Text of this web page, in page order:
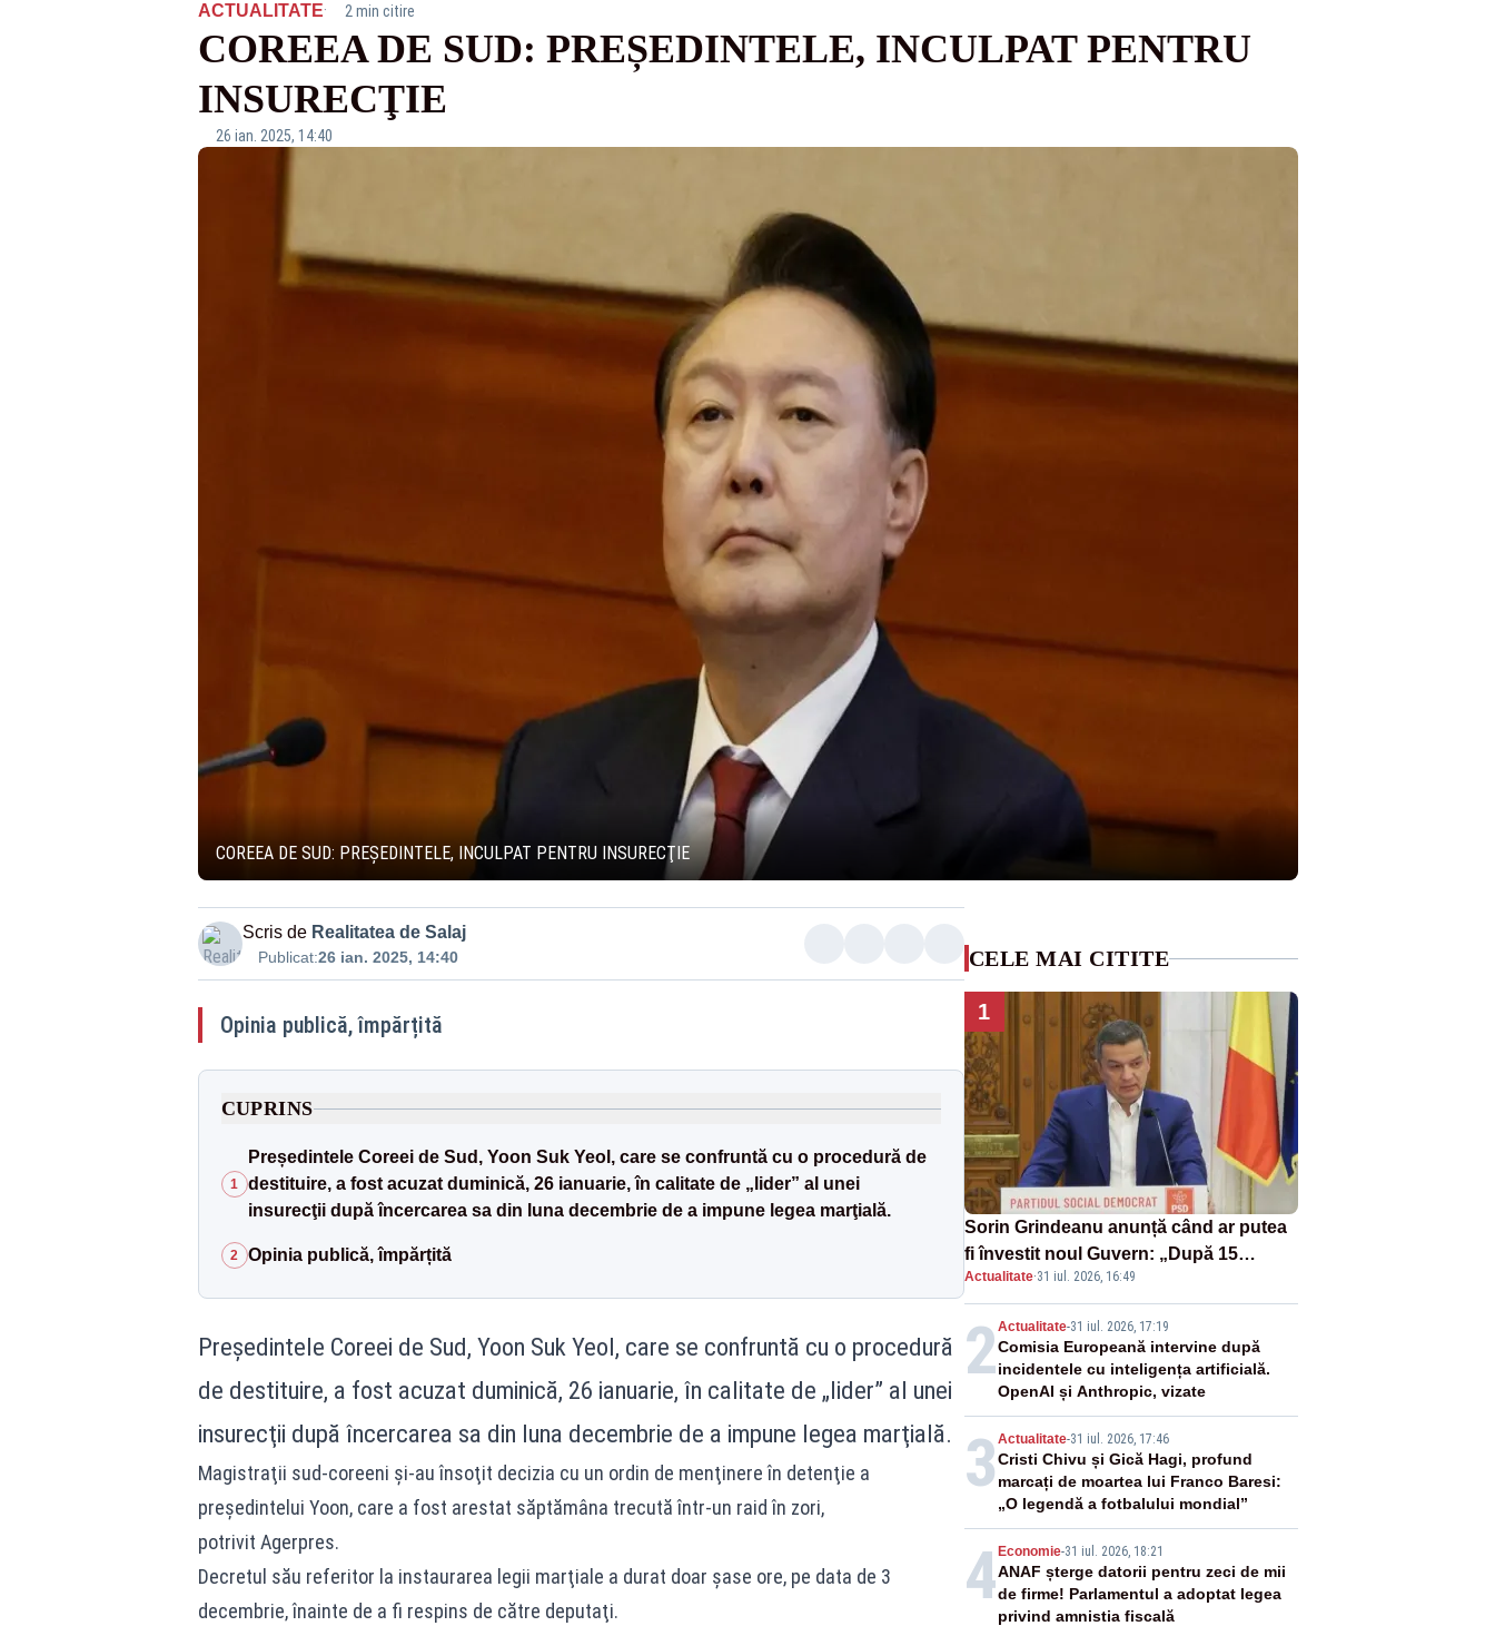
ACTUALITATE· 2 min citire
COREEA DE SUD: PREȘEDINTELE, INCULPAT PENTRU
INSURECŢIE
26 ian. 2025, 14:40
COREEA DE SUD: PREȘEDINTELE, INCULPAT PENTRU INSURECŢIE
Scris de Realitatea de Salaj
Publicat:26 ian. 2025, 14:40
Opinia publică, împărțită
CUPRINS
1
Președintele Coreei de Sud, Yoon Suk Yeol, care se confruntă cu o procedură de
destituire, a fost acuzat duminică, 26 ianuarie, în calitate de „lider” al unei
insurecţii după încercarea sa din luna decembrie de a impune legea marţială.
2 Opinia publică, împărțită
Președintele Coreei de Sud, Yoon Suk Yeol, care se confruntă cu o procedură
de destituire, a fost acuzat duminică, 26 ianuarie, în calitate de „lider” al unei
insurecţii după încercarea sa din luna decembrie de a impune legea marţială.
Magistraţii sud-coreeni şi-au însoţit decizia cu un ordin de menţinere în detenţie a
preşedintelui Yoon, care a fost arestat săptămâna trecută într-un raid în zori,
potrivit Agerpres.
Decretul său referitor la instaurarea legii marţiale a durat doar şase ore, pe data de 3
decembrie, înainte de a fi respins de către deputaţi.
CELE MAI CITITE
1
Sorin Grindeanu anunță când ar putea
fi învestit noul Guvern: „După 15
august sunt șanse mai mari”
Actualitate·31 iul. 2026, 16:49
2Actualitate-31 iul. 2026, 17:19
Comisia Europeană intervine după
incidentele cu inteligența artificială.
OpenAI și Anthropic, vizate
3 Actualitate-31 iul. 2026, 17:46
Cristi Chivu și Gică Hagi, profund
marcați de moartea lui Franco Baresi:
„O legendă a fotbalului mondial”
4 Economie-31 iul. 2026, 18:21
ANAF șterge datorii pentru zeci de mii
de firme! Parlamentul a adoptat legea
privind amnistia fiscală